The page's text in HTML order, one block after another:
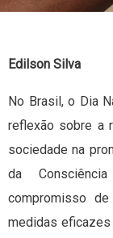
Edilson Silva
No Brasil, o Dia
reflexão sobre a
sociedade na
da
compromisso
medidas eficazes